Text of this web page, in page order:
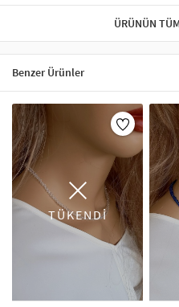
Zevkle tasarlanan bu kolyeyi,
Uzun ömürlü kullanım için
edilmemesi önerilir.
Kolye, takı dünyasında stilinizi en
biridir. Artikeldeko’nun kolye
getirir. Choker kolyeler, modern
olurken, zincir kolyeler günlük
kolyeler, özel günlerde şıklığınızı
modelleri, her tarza hitap eden
gümüş ve renkli seçeneklerle
şıklıkla tamamlar. Tarzınızı
ÜRÜNÜN
Benzer Ürünler
TÜKENDİ